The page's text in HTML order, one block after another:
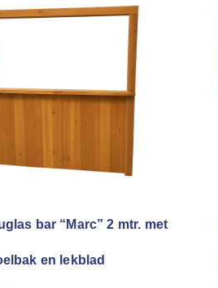
bar “Marc” 2 mtr. met
en lekblad